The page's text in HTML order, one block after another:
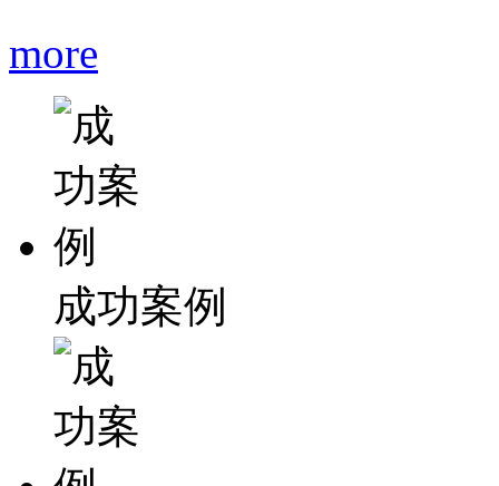
more
成功案例